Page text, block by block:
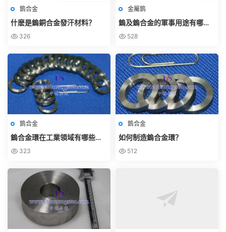
鎢合金
什麽是鎢銅合金發汗材料？
326
金屬鎢
鎢及鎢合金的軍事用途有哪
些？528
鎢合金
鎢合金環在工業領域有哪些應
用？323
鎢合金
如何制造鎢合金環？
512